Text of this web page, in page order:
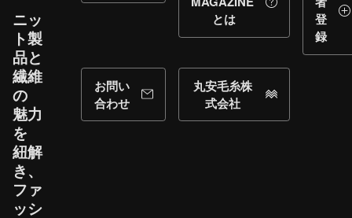
ニッ
ト製
品と​
繊維
の​
魅力
を​
紐解
き、​
ファ
ッシ
とは
登
録
お問い
合わせ
丸安毛糸株
式会社